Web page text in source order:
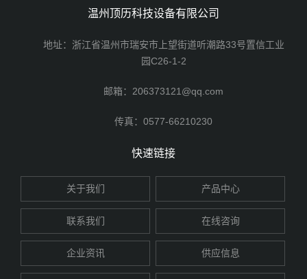
温州顶历科技设备有限公司
地址：浙江省温州市瑞安市上望街道听潮路33号置信工业
园C26-1-2
邮箱：206373121@qq.com
传真：0577-66210230
快速链接
关于我们 产品中心
联系我们 在线咨询
企业资讯 供应信息